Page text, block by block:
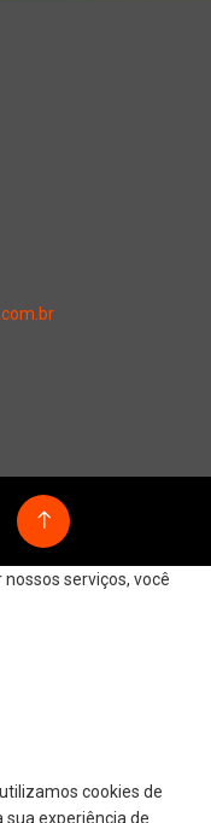
serviços, você
cookies de
experiência de